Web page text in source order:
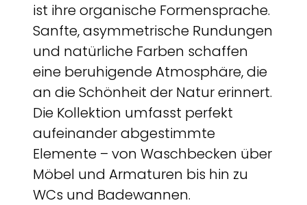
ist ihre organische Formensprache.
Sanfte, asymmetrische Rundungen
und natürliche Farben schaffen
eine beruhigende Atmosphäre, die
an die Schönheit der Natur erinnert.
Die Kollektion umfasst perfekt
aufeinander abgestimmte
Elemente – von Waschbecken über
Möbel und Armaturen bis hin zu
WCs und Badewannen.